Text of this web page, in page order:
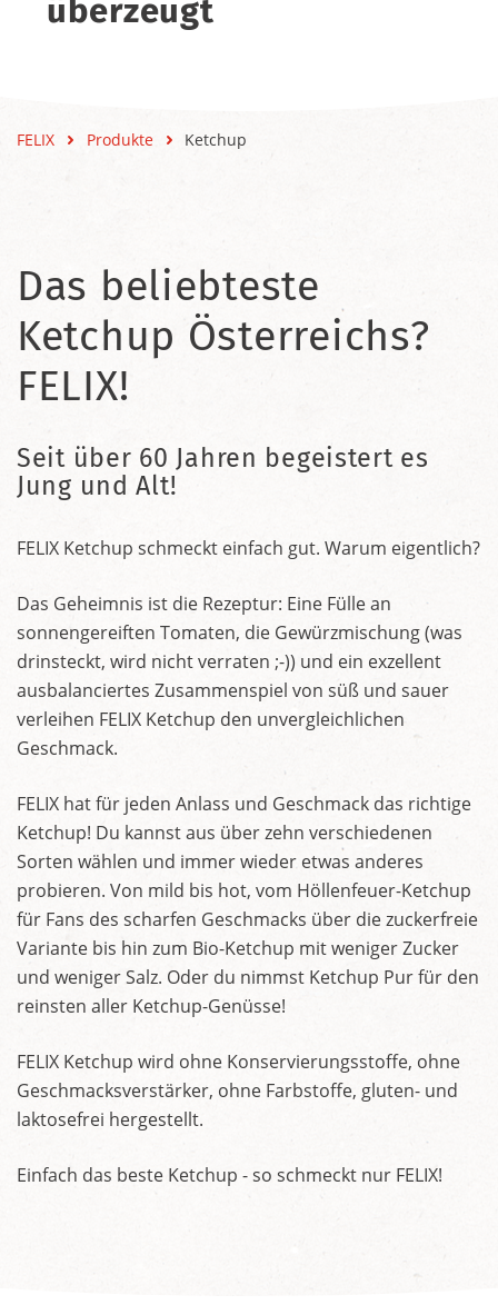
überzeugt
FELIX Produkte Ketchup
Das beliebteste
Ketchup Österreichs?
FELIX!
Seit über 60 Jahren begeistert es
Jung und Alt!
FELIX Ketchup schmeckt einfach gut. Warum eigentlich?
Das Geheimnis ist die Rezeptur: Eine Fülle an
sonnengereiften Tomaten, die Gewürzmischung (was
drinsteckt, wird nicht verraten ;-)) und ein exzellent
ausbalanciertes Zusammenspiel von süß und sauer
verleihen FELIX Ketchup den unvergleichlichen
Geschmack.
FELIX hat für jeden Anlass und Geschmack das richtige
Ketchup! Du kannst aus über zehn verschiedenen
Sorten wählen und immer wieder etwas anderes
probieren. Von mild bis hot, vom Höllenfeuer-Ketchup
für Fans des scharfen Geschmacks über die zuckerfreie
Variante bis hin zum Bio-Ketchup mit weniger Zucker
und weniger Salz. Oder du nimmst Ketchup Pur für den
reinsten aller Ketchup-Genüsse!
FELIX Ketchup wird ohne Konservierungsstoffe, ohne
Geschmacksverstärker, ohne Farbstoffe, gluten- und
laktosefrei hergestellt.
Einfach das beste Ketchup - so schmeckt nur FELIX!